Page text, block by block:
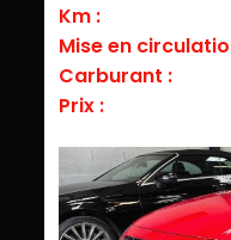
Km :
Mise en
Carburant :
Prix :